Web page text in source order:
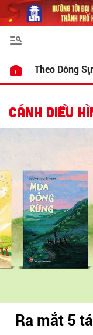
Theo Dòng
CÁNH DIỀU
Ra mắt 5